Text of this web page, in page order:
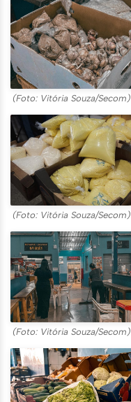
(Foto: Vitória Souza/Secom)
(Foto: Vitória Souza/Secom)
(Foto: Vitória Souza/Secom)